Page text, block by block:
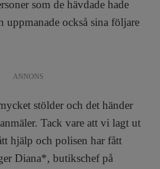
som de hävdade hade
uppmanade också sina följare
ANNONS
stölder och det händer
Tack vare att vi lagt ut
hjälp och polisen har fått
Diana*, butikschef på